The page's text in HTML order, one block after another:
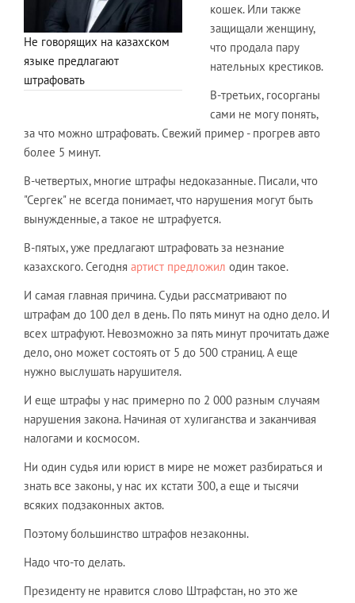
Не говорящих на казахском
языке предлагают
штрафовать
кошек. Или также
защищали женщину,
что продала пару
нательных крестиков.
В-третьих, госорганы
сами не могу понять,
за что можно штрафовать. Свежий пример - прогрев авто
более 5 минут.
В-четвертых, многие штрафы недоказанные. Писали, что
"Сергек" не всегда понимает, что нарушения могут быть
вынужденные, а такое не штрафуется.
В-пятых, уже предлагают штрафовать за незнание
казахского. Сегодня артист предложил один такое.
И самая главная причина. Судьи рассматривают по
штрафам до 100 дел в день. По пять минут на одно дело. И
всех штрафуют. Невозможно за пять минут прочитать даже
дело, оно может состоять от 5 до 500 страниц. А еще
нужно выслушать нарушителя.
И еще штрафы у нас примерно по 2 000 разным случаям
нарушения закона. Начиная от хулиганства и заканчивая
налогами и космосом.
Ни один судья или юрист в мире не может разбираться и
знать все законы, у нас их кстати 300, а еще и тысячи
всяких подзаконных актов.
Поэтому большинство штрафов незаконны.
Надо что-то делать.
Президенту не нравится слово Штрафстан, но это же